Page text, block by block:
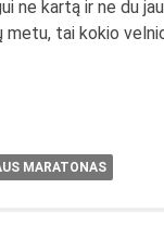
ne kartą ir ne du
metu, tai kokio
MARATONAS